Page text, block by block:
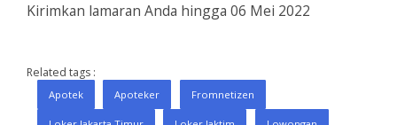
Kirimkan lamaran Anda hingga 06 Mei 2022
Related tags :
Apotek Apoteker Fromnetizen